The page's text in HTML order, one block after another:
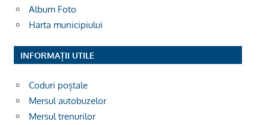
Album Foto
Harta municipiului
INFORMAȚII UTILE
Coduri poștale
Mersul autobuzelor
Mersul trenurilor